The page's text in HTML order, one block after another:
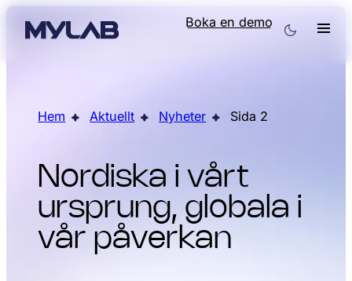
Boka en demo
Hem Aktuellt Nyheter Sida 2
Nordiska i vårt
ursprung, globala i
vår påverkan